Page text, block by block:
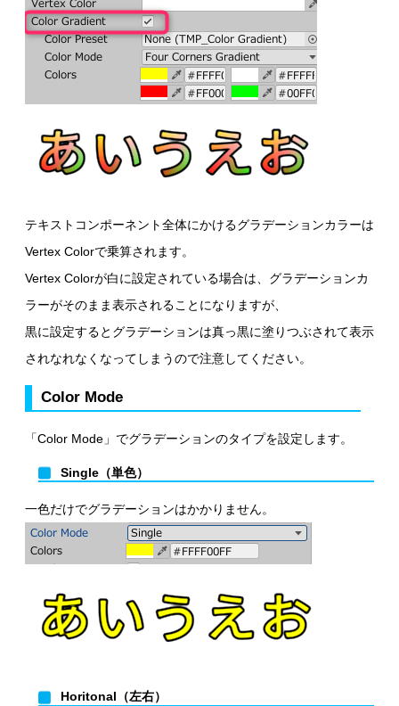
テキストコンポーネント全体にかけるグラデーションカラーは
Vertex Colorで乗算されます。
Vertex Colorが白に設定されている場合は、グラデーションカ
ラーがそのまま表示されることになりますが、
黒に設定するとグラデーションは真っ黒に塗りつぶされて表示
されなれなくなってしまうので注意してください。
Color Mode
「Color Mode」でグラデーションのタイプを設定します。
Single（単色）
一色だけでグラデーションはかかりません。
Horitonal（左右）